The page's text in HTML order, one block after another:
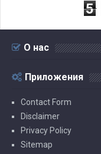
5
О нас
Приложения
Contact Form
Disclaimer
Privacy Policy
Sitemap